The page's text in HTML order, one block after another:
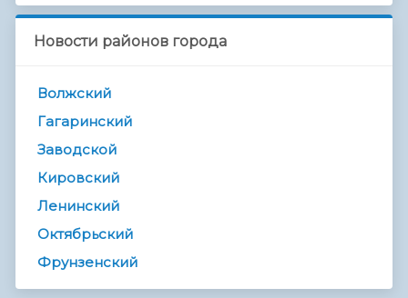
Новости районов города
Волжский
Гагаринский
Заводской
Кировский
Ленинский
Октябрьский
Фрунзенский